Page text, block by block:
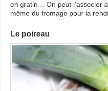
en gratin… On peut l’associer
même du fromage pour la
Le poireau